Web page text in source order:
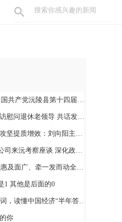
四届委员会第一次全体会议召开 刘向阳当选为县委书记
休老领导 共话发展凝聚奋进合力
：刘向阳主持召开新金属产业链工作调度会
座谈 深化政企合作 提速张沅高速项目建设
而动全身的工作” ——突出重点推进健康中国建设观察
1 其他是后面的0
，读懂中国经济“半年答卷”
你